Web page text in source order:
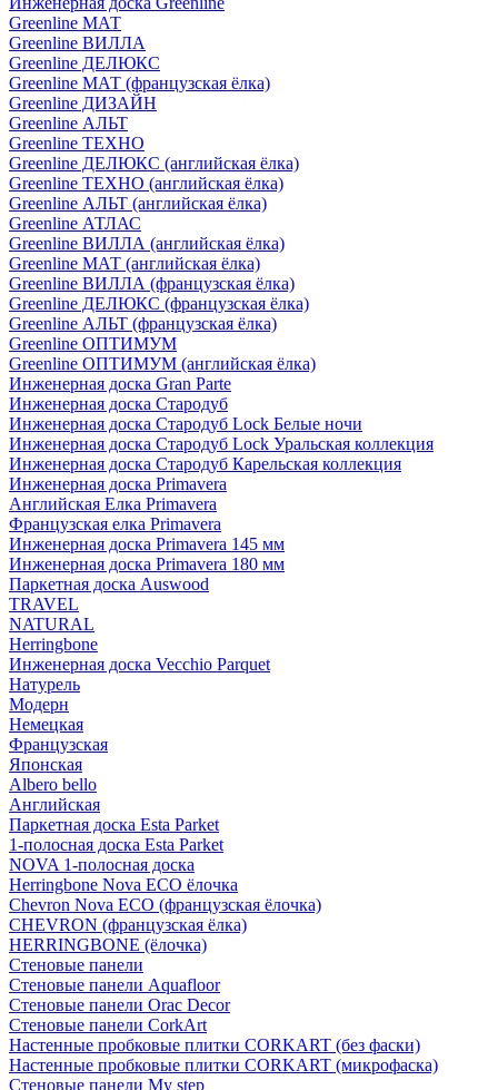
Greenline МАТ
Greenline ВИЛЛА
Greenline ДЕЛЮКС
Greenline МАТ (французская ёлка)
Greenline ДИЗАЙН
Greenline АЛЬТ
Greenline ТЕХНО
Greenline ДЕЛЮКС (английская ёлка)
Greenline ТЕХНО (английская ёлка)
Greenline АЛЬТ (английская ёлка)
Greenline АТЛАС
Greenline ВИЛЛА (английская ёлка)
Greenline МАТ (английская ёлка)
Greenline ВИЛЛА (французская ёлка)
Greenline ДЕЛЮКС (французская ёлка)
Greenline АЛЬТ (французская ёлка)
Greenline ОПТИМУМ
Greenline ОПТИМУМ (английская ёлка)
Инженерная доска Gran Parte
Инженерная доска Стародуб
Инженерная доска Стародуб Lock Белые ночи
Инженерная доска Стародуб Lock Уральская коллекция
Инженерная доска Стародуб Карельская коллекция
Инженерная доска Primavera
Английская Елка Primavera
Французская елка Primavera
Инженерная доска Primavera 145 мм
Инженерная доска Primavera 180 мм
Паркетная доска Auswood
TRAVEL
NATURAL
Herringbone
Инженерная доска Vecchio Parquet
Натурель
Модерн
Немецкая
Французская
Японская
Albero bello
Английская
Паркетная доска Esta Parket
1-полосная доска Esta Parket
NOVA 1-полосная доска
Herringbone Nova ECO ёлочка
Chevron Nova ECO (французская ёлочка)
CHEVRON (французская ёлка)
HERRINGBONE (ёлочка)
Стеновые панели
Стеновые панели Aquafloor
Стеновые панели Orac Decor
Стеновые панели CorkArt
Настенные пробковые плитки CORKART (без фаски)
Настенные пробковые плитки CORKART (микрофаска)
Стеновые панели My step